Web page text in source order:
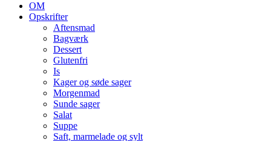
OM
Opskrifter
Aftensmad
Bagværk
Dessert
Glutenfri
Is
Kager og søde sager
Morgenmad
Sunde sager
Salat
Suppe
Saft, marmelade og sylt